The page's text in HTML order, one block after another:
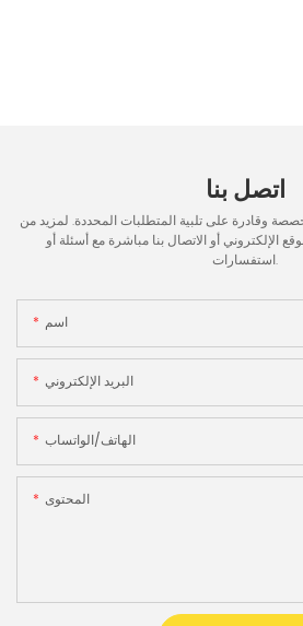
اتصل بنا
وقادرة على تلبية المتطلبات المحددة. لمزيد من
الإلكتروني أو الاتصال بنا مباشرة مع أسئلة أو
استفسارات.
اسم
البريد الإلكتروني
الهاتف/الواتساب
المحتوى